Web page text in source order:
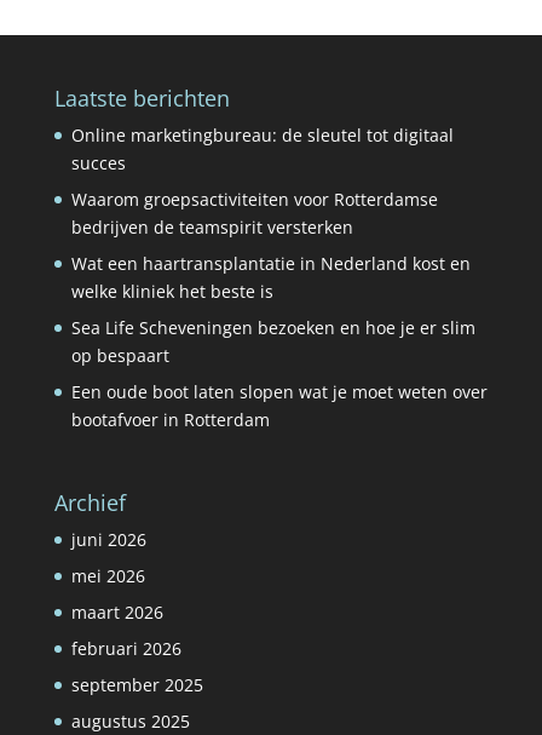
Laatste berichten
Online marketingbureau: de sleutel tot digitaal
succes
Waarom groepsactiviteiten voor Rotterdamse
bedrijven de teamspirit versterken
Wat een haartransplantatie in Nederland kost en
welke kliniek het beste is
Sea Life Scheveningen bezoeken en hoe je er slim
op bespaart
Een oude boot laten slopen wat je moet weten over
bootafvoer in Rotterdam
Archief
juni 2026
mei 2026
maart 2026
februari 2026
september 2025
augustus 2025